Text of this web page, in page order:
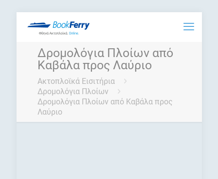
Δρομολόγια Πλοίων από
Καβάλα προς Λαύριο
Ακτοπλοϊκά Εισιτήρια
Δρομολόγια Πλοίων
Δρομολόγια Πλοίων από Καβάλα προς
Λαύριο